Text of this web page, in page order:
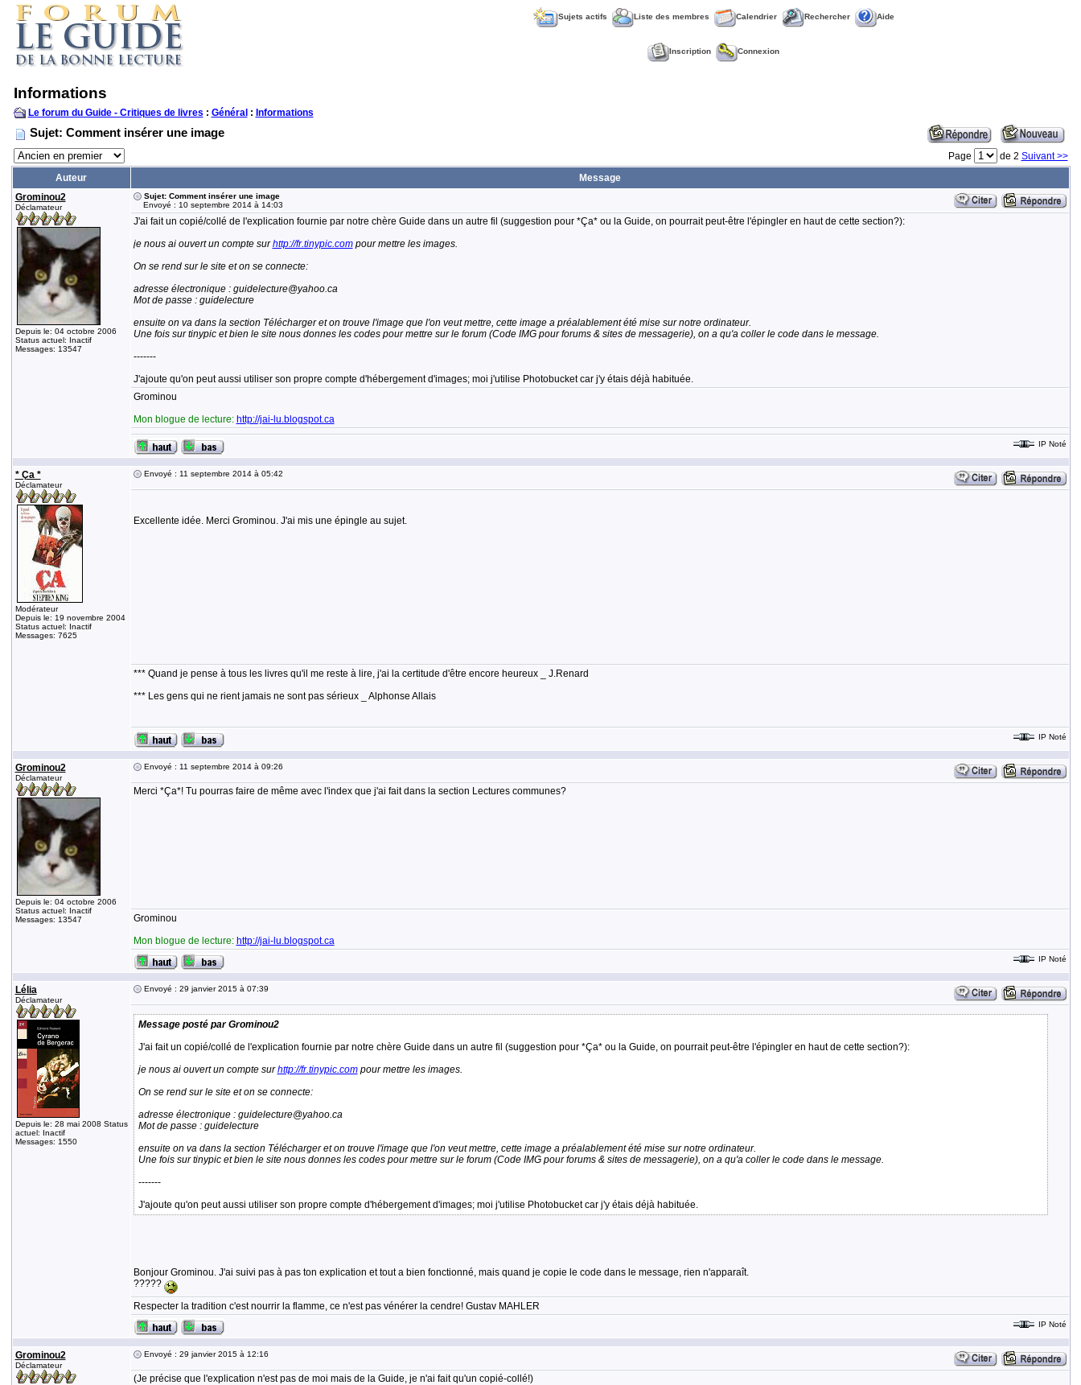
Sujets actifs Liste des membres Calendrier Rechercher Aide
Inscription Connexion
Informations
Le forum du Guide - Critiques de livres : Général : Informations
Sujet: Comment insérer une image
Page de 2 Suivant >>
Auteur
Message
Grominou2
Déclamateur
Depuis le: 04 octobre 2006
Status actuel: Inactif
Messages: 13547
Sujet: Comment insérer une image
Envoyé : 10 septembre 2014 à 14:03
J'ai fait un copié/collé de l'explication fournie par notre chère Guide dans un autre fil (suggestion pour *Ça* ou la Guide, on pourrait peut-être l'épingler en haut de cette section?):
je nous ai ouvert un compte surhttp://fr.tinypic.compour mettre les images.
On se rend sur le site et on se connecte:
adresse électronique : guidelecture@yahoo.ca
Mot de passe : guidelecture
ensuite on va dans la section Télécharger et on trouve l'image que l'on veut mettre, cette image a préalablement été mise sur notre ordinateur.
Une fois sur tinypic et bien le site nous donnes les codes pour mettre sur le forum (Code IMG pour forums & sites de messagerie), on a qu'a coller le code dans le message.
-------
J'ajoute qu'on peut aussi utiliser son propre compte d'hébergement d'images; moi j'utilise Photobucket car j'y étais déjà habituée.
Grominou
Mon blogue de lecture: http://jai-lu.blogspot.ca
IP Noté
* Ça *
Déclamateur
Modérateur
Depuis le: 19 novembre 2004
Status actuel: Inactif
Messages: 7625
Envoyé : 11 septembre 2014 à 05:42
Excellente idée. Merci Grominou. J'ai mis une épingle au sujet.
*** Quand je pense à tous les livres qu'il me reste à lire, j'ai la certitude d'être encore heureux _ J.Renard
*** Les gens qui ne rient jamais ne sont pas sérieux _ Alphonse Allais
IP Noté
Grominou2
Déclamateur
Depuis le: 04 octobre 2006
Status actuel: Inactif
Messages: 13547
Envoyé : 11 septembre 2014 à 09:26
Merci *Ça*! Tu pourras faire de même avec l'index que j'ai fait dans la section Lectures communes?
Grominou
Mon blogue de lecture: http://jai-lu.blogspot.ca
IP Noté
Lélia
Déclamateur
Depuis le: 28 mai 2008 Status
actuel: Inactif
Messages: 1550
Envoyé : 29 janvier 2015 à 07:39
Message posté par Grominou2
J'ai fait un copié/collé de l'explication fournie par notre chère Guide dans un autre fil (suggestion pour *Ça* ou la Guide, on pourrait peut-être l'épingler en haut de cette section?):
je nous ai ouvert un compte surhttp://fr.tinypic.compour mettre les images.
On se rend sur le site et on se connecte:
adresse électronique : guidelecture@yahoo.ca
Mot de passe : guidelecture
ensuite on va dans la section Télécharger et on trouve l'image que l'on veut mettre, cette image a préalablement été mise sur notre ordinateur.
Une fois sur tinypic et bien le site nous donnes les codes pour mettre sur le forum (Code IMG pour forums & sites de messagerie), on a qu'a coller le code dans le message.
-------
J'ajoute qu'on peut aussi utiliser son propre compte d'hébergement d'images; moi j'utilise Photobucket car j'y étais déjà habituée.
Bonjour Grominou. J'ai suivi pas à pas ton explication et tout a bien fonctionné, mais quand je copie le code dans le message, rien n'apparaît.
?????
Respecter la tradition c'est nourrir la flamme, ce n'est pas vénérer la cendre! Gustav MAHLER
IP Noté
Grominou2
Déclamateur
Envoyé : 29 janvier 2015 à 12:16
(Je précise que l'explication n'est pas de moi mais de la Guide, je n'ai fait qu'un copié-collé!)